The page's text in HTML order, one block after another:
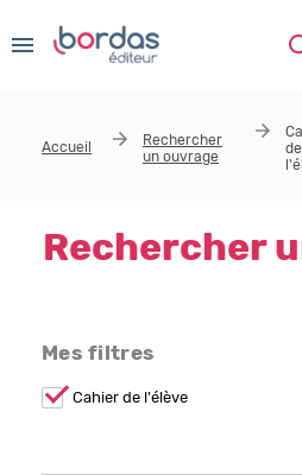
Je me
Accueil
Rechercher
un ouvrage
de
Rechercher
Mes filtres
Remove
Cahier de l'élève